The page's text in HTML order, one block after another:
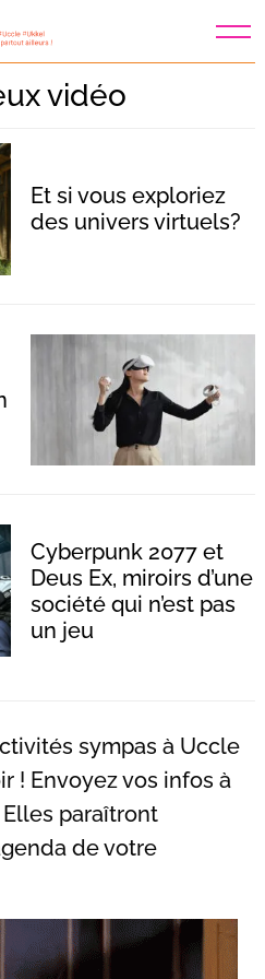
vidéo
Et si vous exploriez
des univers virtuels?
Cyberpunk 2077 et
Deus Ex, miroirs d’une
société qui n’est pas
un jeu
sympas à Uccle
! Envoyez vos infos à
Elles paraîtront
de votre